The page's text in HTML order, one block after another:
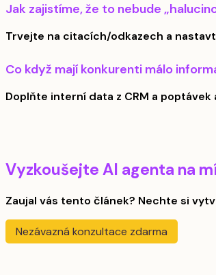
Jak zajistíme, že to nebude
Trvejte na citacích/odkazech a
Co když mají konkurenti málo
Doplňte interní data z CRM a poptávek
Vyzkoušejte AI agenta na
Zaujal vás tento článek? Nechte si
Nezávazná konzultace zdarma